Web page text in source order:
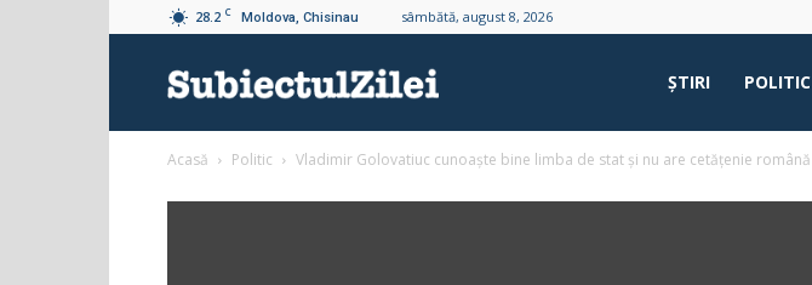
28.2 C Moldova, Chisinau sâmbătă, august 8, 2026
ŞTIRI POLITIC
Acasă Politic Vladimir Golovatiuc cunoaște bine limba de stat și nu are cetățenie română